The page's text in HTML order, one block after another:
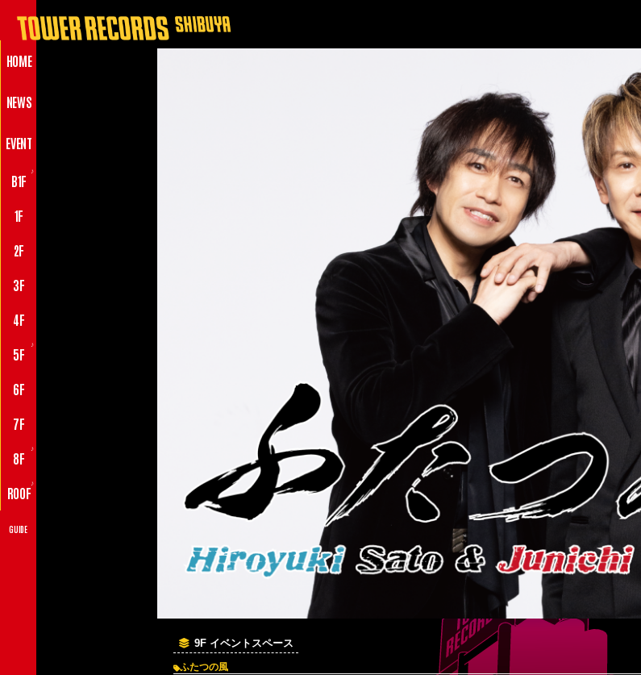
HOME
NEWS
EVENT
B1F
♪
1F
2F
3F
4F
5F
♪
6F
7F
8F
♪
ROOF
♪
GUIDE
9F イベントスペース
ふたつの風